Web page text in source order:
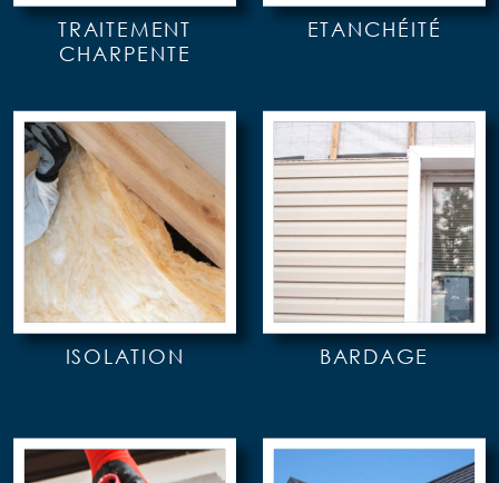
TRAITEMENT
CHARPENTE
ETANCHÉITÉ
ISOLATION BARDAGE